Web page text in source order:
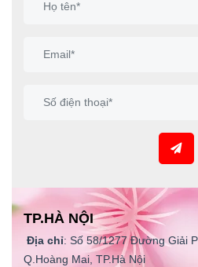
TP.HÀ NỘI
Địa chỉ: Số 58/1277 Đường Giải
Q.Hoàng Mai, TP.Hà Nội